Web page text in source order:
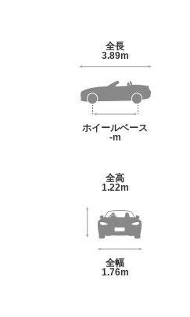
全長
3.89m
ホイールベース
-m
全高
1.22m
全幅
1.76m